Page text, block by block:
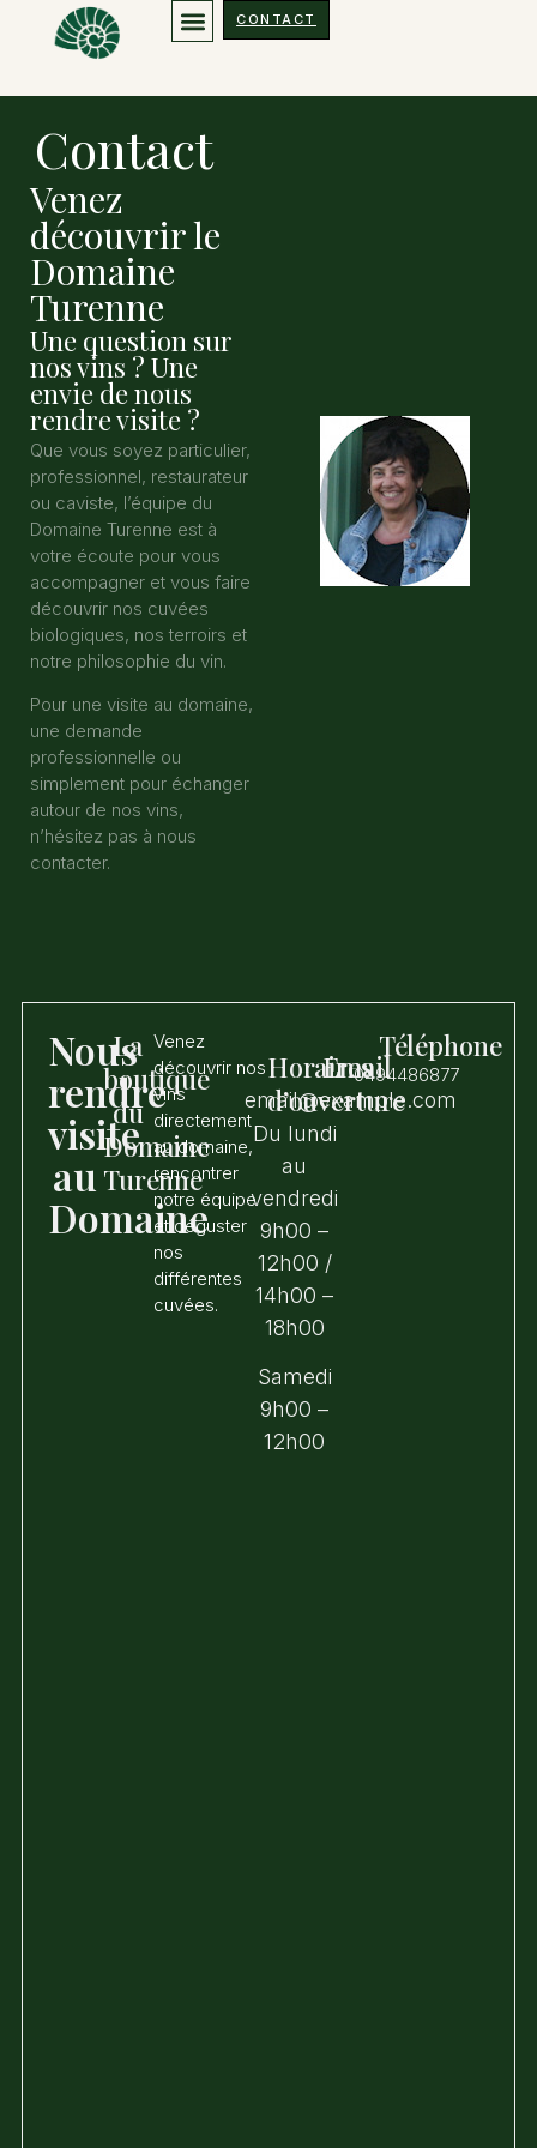
CONTACT
Plan/contact
Contact
Venez
découvrir le
Domaine
Turenne
Une question sur
nos vins ? Une
envie de nous
rendre visite ?
Que vous soyez particulier,
professionnel, restaurateur
ou caviste, l’équipe du
Domaine Turenne est à
votre écoute pour vous
accompagner et vous faire
découvrir nos cuvées
biologiques, nos terroirs et
notre philosophie du vin.
Pour une visite au domaine,
une demande
professionnelle ou
simplement pour échanger
autour de nos vins,
n’hésitez pas à nous
contacter.
Nous
rendre
visite
au
Domaine
La
boutique
du
Domaine
Turenne
Venez
découvrir nos
vins
directement
au domaine,
rencontrer
notre équipe
et déguster
nos
différentes
cuvées.
Horaires
d’ouverture
Du lundi
au
vendredi
9h00 –
12h00 /
14h00 –
18h00
Samedi
9h00 –
12h00
Email
email@example.com
Téléphone
0494486877